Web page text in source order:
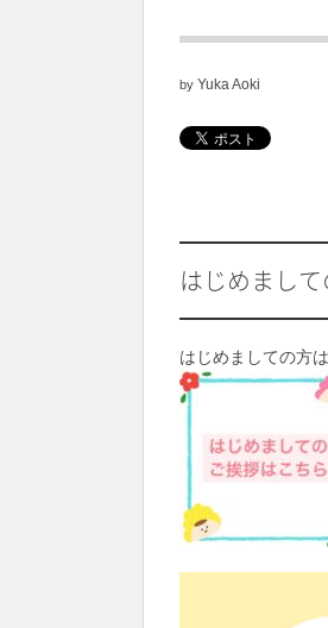
by Yuka Aoki
はじめまし
はじめましての方は